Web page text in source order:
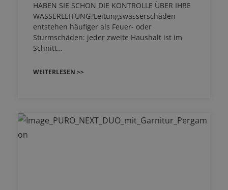
HABEN SIE SCHON DIE KONTROLLE ÜBER IHRE
WASSERLEITUNG?Leitungswasserschäden
entstehen häufiger als Feuer- oder
Sturmschäden: jeder zweite Haushalt ist im
Schnitt…
WEITERLESEN >>